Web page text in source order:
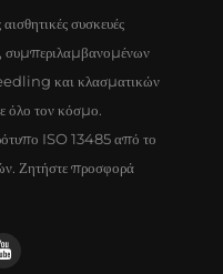
συσκευές
συμπεριλαμβανομένων
και κλασματικών
όλο τον κόσμο.
ISO 13485 από το
Ζητήστε προσφορά